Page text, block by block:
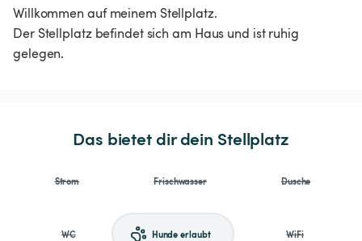
Willkommen auf meinem Stellplatz.
Der Stellplatz befindet sich am Haus und ist ruhig
gelegen.
Das bietet dir dein Stellplatz
Strom Frischwasser Dusche
WC Hunde erlaubt WiFi